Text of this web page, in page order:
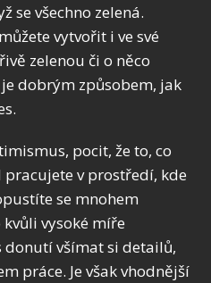
se všechno zelená.
vytvořit i ve své
zelenou či o něco
dobrým způsobem, jak
pocit, že to, co
v prostředí, kde
se mnohem
vysoké míře
donutí všímat si detailů,
práce. Je však vhodnější